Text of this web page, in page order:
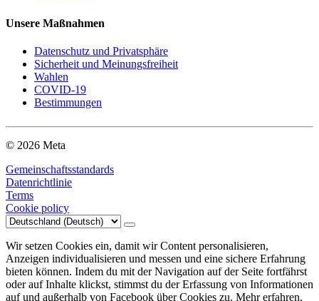
Unsere Maßnahmen
Datenschutz und Privatsphäre
Sicherheit und Meinungsfreiheit
Wahlen
COVID-19
Bestimmungen
© 2026 Meta
Gemeinschaftsstandards
Datenrichtlinie
Terms
Cookie policy
Wir setzen Cookies ein, damit wir Content personalisieren,
Anzeigen individualisieren und messen und eine sichere Erfahrung
bieten können. Indem du mit der Navigation auf der Seite fortfährst
oder auf Inhalte klickst, stimmst du der Erfassung von Informationen
auf und außerhalb von Facebook über Cookies zu. Mehr erfahren,